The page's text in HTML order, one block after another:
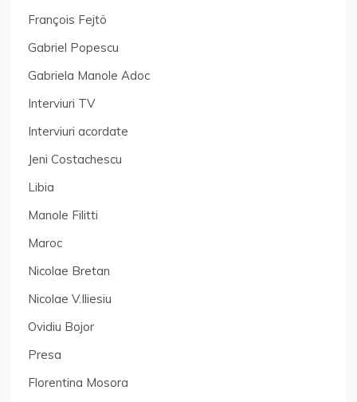
François Fejtö
Gabriel Popescu
Gabriela Manole Adoc
Interviuri TV
Interviuri acordate
Jeni Costachescu
Libia
Manole Filitti
Maroc
Nicolae Bretan
Nicolae V.Iliesiu
Ovidiu Bojor
Presa
Florentina Mosora